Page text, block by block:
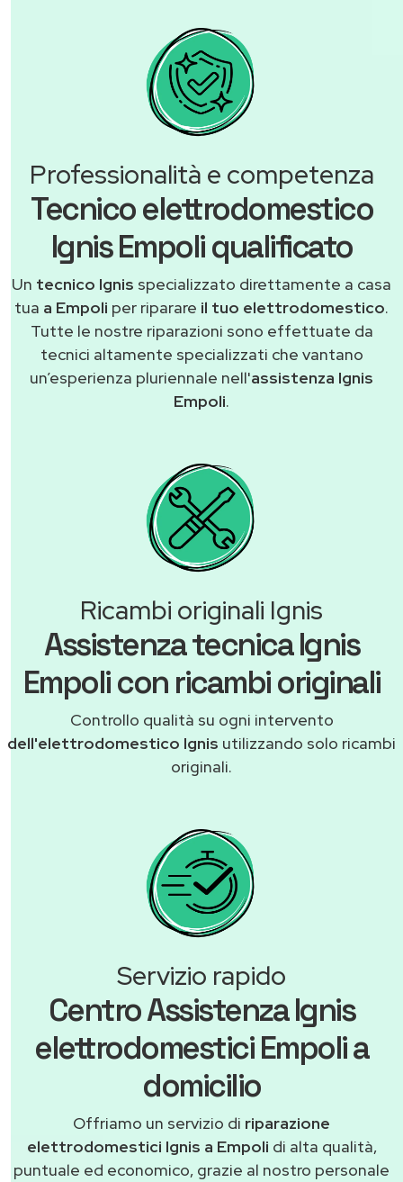
Professionalità e competenza
Tecnico elettrodomestico
Ignis Empoli qualificato
Un tecnico Ignis specializzato direttamente a casa
tua a Empoli per riparare il tuo elettrodomestico.
Tutte le nostre riparazioni sono effettuate da
tecnici altamente specializzati che vantano
un’esperienza pluriennale nell'assistenza Ignis
Empoli.
Ricambi originali Ignis
Assistenza tecnica Ignis
Empoli con ricambi originali
Controllo qualità su ogni intervento
dell'elettrodomestico Ignis utilizzando solo ricambi
originali.
Servizio rapido
Centro Assistenza Ignis
elettrodomestici Empoli a
domicilio
Offriamo un servizio di riparazione
elettrodomestici Ignis a Empoli di alta qualità,
puntuale ed economico, grazie al nostro personale